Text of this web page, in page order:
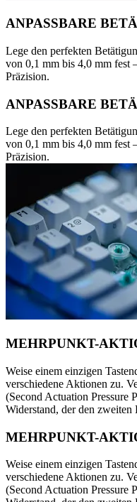
ANPASSBARE
Lege den perfekten
von 0,1 mm bis 4,0 mm fest
Präzision.
ANPASSBARE
Lege den perfekten
von 0,1 mm bis 4,0 mm fest
Präzision.
MEHRPUNKT-
Weise einem einzigen
verschiedene Aktionen zu.
(Second Actuation Pressure
Widerstand, der den
MEHRPUNKT-
Weise einem einzigen
verschiedene Aktionen zu.
(Second Actuation Pressure